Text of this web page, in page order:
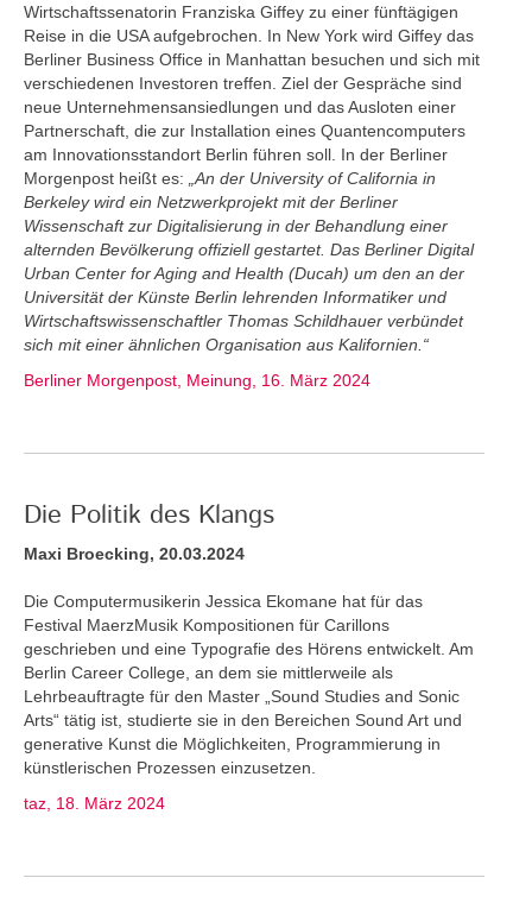
Wirtschaftssenatorin Franziska Giffey zu einer fünftägigen
Reise in die USA aufgebrochen. In New York wird Giffey das
Berliner Business Office in Manhattan besuchen und sich mit
verschiedenen Investoren treffen. Ziel der Gespräche sind
neue Unternehmensansiedlungen und das Ausloten einer
Partnerschaft, die zur Installation eines Quantencomputers
am Innovationsstandort Berlin führen soll. In der Berliner
Morgenpost heißt es:
„An der University of California in
Berkeley wird ein Netzwerkprojekt mit der Berliner
Wissenschaft zur Digitalisierung in der Behandlung einer
alternden Bevölkerung offiziell gestartet. Das Berliner Digital
Urban Center for Aging and Health (Ducah) um den an der
Universität der Künste Berlin lehrenden Informatiker und
Wirtschaftswissenschaftler Thomas Schildhauer verbündet
sich mit einer ähnlichen Organisation aus Kalifornien.“
Berliner Morgenpost, Meinung, 16. März 2024
Die Politik des Klangs
Maxi Broecking, 20.03.2024
Die Computermusikerin Jessica Ekomane hat für das
Festival MaerzMusik Kompositionen für Carillons
geschrieben und eine Typografie des Hörens entwickelt. Am
Berlin Career College, an dem sie mittlerweile als
Lehrbeauftragte für den Master „Sound Studies and Sonic
Arts“ tätig ist, studierte sie in den Bereichen Sound Art und
generative Kunst die Möglichkeiten, Programmierung in
künstlerischen Prozessen einzusetzen.
taz, 18. März 2024